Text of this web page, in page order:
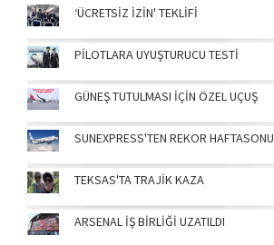
‘ÜCRETSİZ İZİN' TEKLİFİ
PİLOTLARA UYUŞTURUCU TESTİ
GÜNEŞ TUTULMASI İÇİN ÖZEL UÇUŞ
SUNEXPRESS'TEN REKOR HAFTASONU
TEKSAS'TA TRAJİK KAZA
ARSENAL İŞ BİRLİĞİ UZATILDI